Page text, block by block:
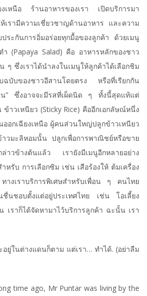
งเหนือ ร้านอาหารของเรา เปิดบริการมา
รามีความเชี่ยวชาญด้านอาหาร และความ
ระกันการอิ่มอร่อยทุกมื้อของลูกค้า ด้วยเมนู
(Papaya Salad) คือ อาหารหลักของชาว
ซึ่งเราได้นำลงในเมนูให้ลูกค้าได้เลือกชิม
ฉบับของชาวอีสานโดยตรง หรือที่เรียกกัน
น” ซึ่งอาจจะมีรสที่เผ็ดนิด ๆ ทั้งนี้สุดแท้แต่
ข้าวเหนียว (Sticky Rice) คืออีกเอกลัษณ์หนึ่ง
อกเฉียงเหนือ ผู้คนส่วนใหญ่ปลูกข้าวเหนียว
วมะลิหอมนั้น ปลูกเพื่อการพาณิชย์หรือขาย
ล่าวข้างต้นแล้ว เรายังมีเมนูอีกหลายอย่าง
หรับ การเลือกซิม เช่น เสือร้องให้ ต้มเครื่อง
งเราบริการพิเศษสำหรับเพื่อน ๆ คนไทย
นชอบตั้งแต่อยู่ประเทศไทย เช่น โอเลี้ยง
เราก็ได้จัดหามาไว้บริการลูกค้า ฉะนั้น เรา
ยู่ในต่างแดนก็ตาม แต่เรา… ทำได้. (อย่าลืม
time ago, Mr Puntar was living by the